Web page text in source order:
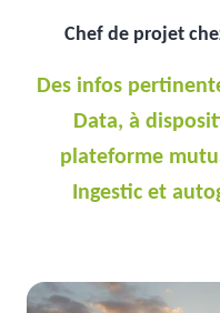
Chef de projet
Des infos
Data, à
plateforme
Ingestic et